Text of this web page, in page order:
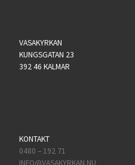
VASAKYRKAN
KUNGSGATAN 23
392 46 KALMAR
KONTAKT
0480 – 192 71
INFO@VASAKYRKAN.NU